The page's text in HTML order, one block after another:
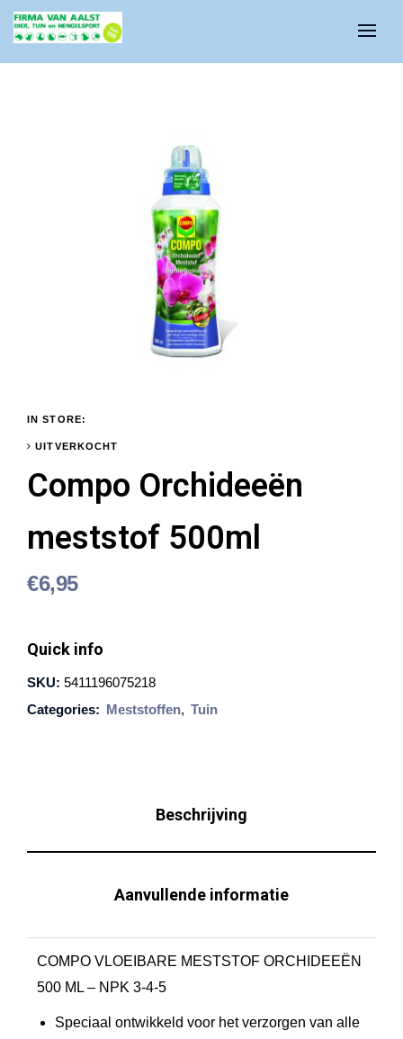
IN STORE:
UITVERKOCHT
Compo Orchideeën
meststof 500ml
€6,95
Quick info
SKU: 5411196075218
Categories: Meststoffen, Tuin
Beschrijving
Aanvullende informatie
COMPO VLOEIBARE MESTSTOF ORCHIDEEËN
500 ML – NPK 3-4-5
Speciaal ontwikkeld voor het verzorgen van alle